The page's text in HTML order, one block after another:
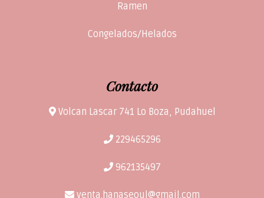
Ramen
Congelados/Helados
Contacto
Volcan Lascar 741 Lo Boza, Pudahuel
229465296
962135497
venta.hanaseoul@gmail.com